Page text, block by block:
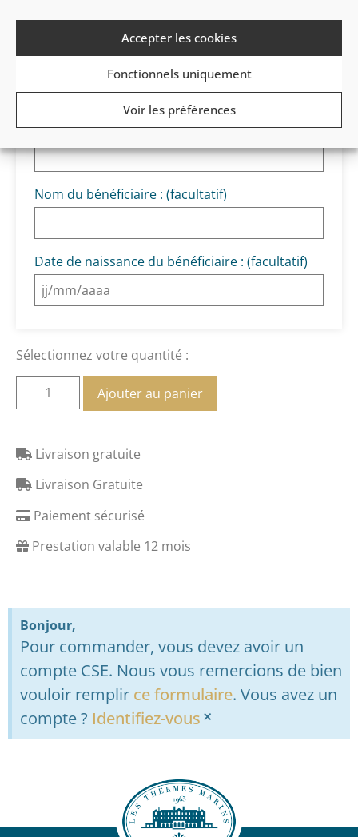
Accepter les cookies
Fonctionnels uniquement
Voir les préférences
Définir un bénéficiaire de bon cadeau
Civilité du bénéficiaire : (facultatif)
Madame
(facultatif)
Monsieur(facultatif)
Prénom du bénéficiaire :(facultatif)
Nom du bénéficiaire : (facultatif)
Date de naissance du bénéficiaire : (facultatif)
Sélectionnez votre quantité :
Ajouter au panier
Livraison gratuite
Livraison Gratuite
Paiement sécurisé
Prestation valable 12 mois
Bonjour,
Pour commander, vous devez avoir un
compte CSE. Nous vous remercions de bien
vouloir remplir ce formulaire. Vous avez un
compte ? Identifiez-vous×